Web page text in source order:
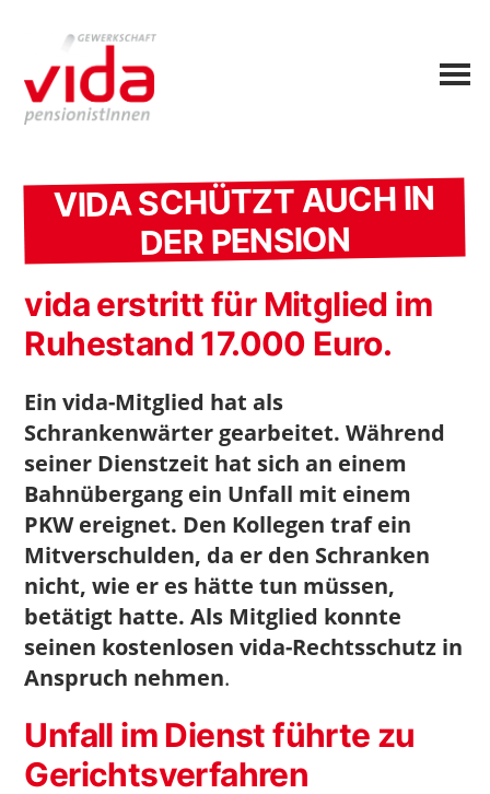
VIDA SCHÜTZT AUCH IN
DER PENSION
vida erstritt für Mitglied im
Ruhestand 17.000 Euro.
Ein vida-Mitglied hat als
Schrankenwärter gearbeitet. Während
seiner Dienstzeit hat sich an einem
Bahnübergang ein Unfall mit einem
PKW ereignet. Den Kollegen traf ein
Mitverschulden, da er den Schranken
nicht, wie er es hätte tun müssen,
betätigt hatte. Als Mitglied konnte
seinen kostenlosen vida-Rechtsschutz in
Anspruch nehmen.
Unfall im Dienst führte zu
Gerichtsverfahren